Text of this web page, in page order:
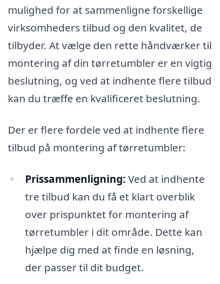
mulighed for at sammenligne forskellige
virksomheders tilbud og den kvalitet, de
tilbyder. At vælge den rette håndværker til
montering af din tørretumbler er en vigtig
beslutning, og ved at indhente flere tilbud
kan du træffe en kvalificeret beslutning.
Der er flere fordele ved at indhente flere
tilbud på montering af tørretumbler:
Prissammenligning: Ved at indhente
tre tilbud kan du få et klart overblik
over prispunktet for montering af
tørretumbler i dit område. Dette kan
hjælpe dig med at finde en løsning,
der passer til dit budget.